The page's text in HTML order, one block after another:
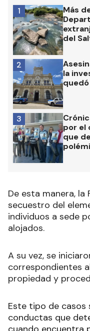
Más
del
1
la
2
por el
que
3
De esta manera, la
secuestro del
individuos a sede
alojados.
A su vez, se
correspondientes
propiedad y
Este tipo de casos
conductas que